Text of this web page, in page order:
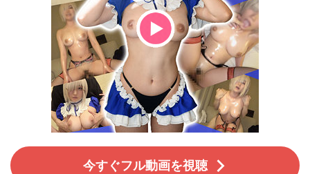
今すぐフル動画を視聴